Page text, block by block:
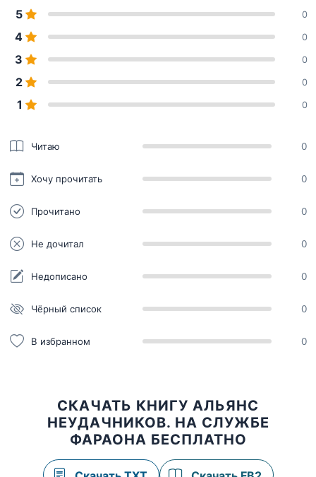
5 0
4 0
3 0
2 0
1 0
Читаю 0
Хочу прочитать 0
Прочитано 0
Не дочитал 0
Недописано 0
Чёрный список 0
В избранном 0
СКАЧАТЬ КНИГУ АЛЬЯНС
НЕУДАЧНИКОВ. НА СЛУЖБЕ
ФАРАОНА БЕСПЛАТНО